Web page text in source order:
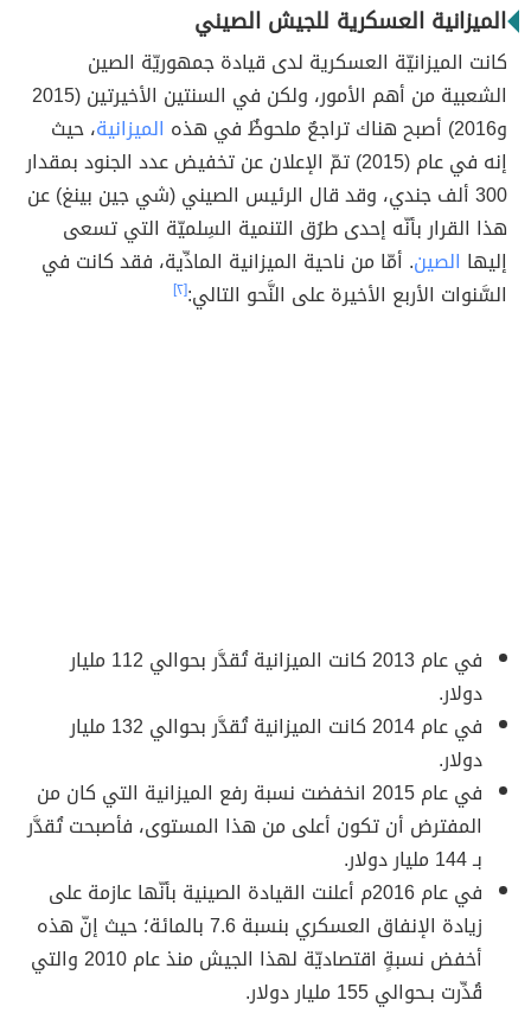
الميزانية العسكرية للجيش الصيني
كانت الميزانيّة العسكرية لدى قيادة جمهوريّة الصين
الشعبية من أهم الأمور، ولكن في السنتين الأخيرتين (2015
و2016) أصبح هناك تراجعٌ ملحوظٌ في هذه
الميزانية، حيث
إنه في عام (2015) تمّ الإعلان عن تخفيض عدد الجنود بمقدار
300 ألف جندي، وقد قال الرئيس الصيني (شي جين بينغ) عن
هذا القرار بأنّه إحدى طرُق التنمية السِلميّة التي تسعى
إليها الصين. أمّا من ناحية الميزانية المادِّية، فقد كانت في
السَّنوات الأربع الأخيرة على النَّحو التالي:[٢]
في عام 2013 كانت الميزانية تُقدَّر بحوالي 112 مليار
دولار.
في عام 2014 كانت الميزانية تُقدَّر بحوالي 132 مليار
دولار.
في عام 2015 انخفضت نسبة رفع الميزانية التي كان من
المفترض أن تكون أعلى من هذا المستوى، فأصبحت تُقدَّر
بـ 144 مليار دولار.
في عام 2016م أعلنت القيادة الصينية بأنّها عازمة على
زيادة الإنفاق العسكري بنسبة 7.6 بالمائة؛ حيث إنّ هذه
أخفض نسبةٍ اقتصاديّة لهذا الجيش منذ عام 2010 والتي
قُدِّرت بـحوالي 155 مليار دولار.